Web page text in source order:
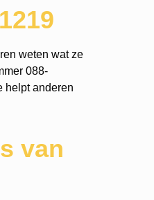
weten wat ze
088-
helpt anderen
van